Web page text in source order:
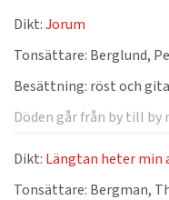
Dikt:Jorum
Tonsättare: Berglund,
Besättning: röst och
Döden går från by till by
Dikt: Längtan heter min
Tonsättare: Bergman,